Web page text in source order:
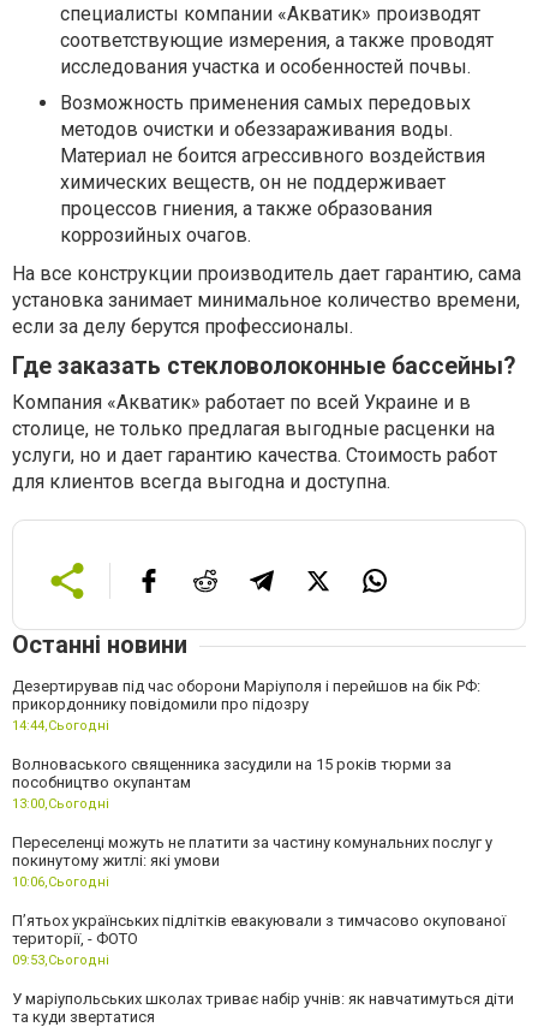
специалисты компании «Акватик» производят
соответствующие измерения, а также проводят
исследования участка и особенностей почвы.
Возможность применения самых передовых
методов очистки и обеззараживания воды.
Материал не боится агрессивного воздействия
химических веществ, он не поддерживает
процессов гниения, а также образования
коррозийных очагов.
На все конструкции производитель дает гарантию, сама
установка занимает минимальное количество времени,
если за делу берутся профессионалы.
Где заказать стекловолоконные бассейны?
Компания «Акватик» работает по всей Украине и в
столице, не только предлагая выгодные расценки на
услуги, но и дает гарантию качества. Стоимость работ
для клиентов всегда выгодна и доступна.
Останні новини
Дезертирував під час оборони Маріуполя і перейшов на бік РФ:
прикордоннику повідомили про підозру
14:44,Сьогодні
Волноваського священника засудили на 15 років тюрми за
пособництво окупантам
13:00,Сьогодні
Переселенці можуть не платити за частину комунальних послуг у
покинутому житлі: які умови
10:06,Сьогодні
П’ятьох українських підлітків евакуювали з тимчасово окупованої
території, - ФОТО
09:53,Сьогодні
У маріупольських школах триває набір учнів: як навчатимуться діти
та куди звертатися